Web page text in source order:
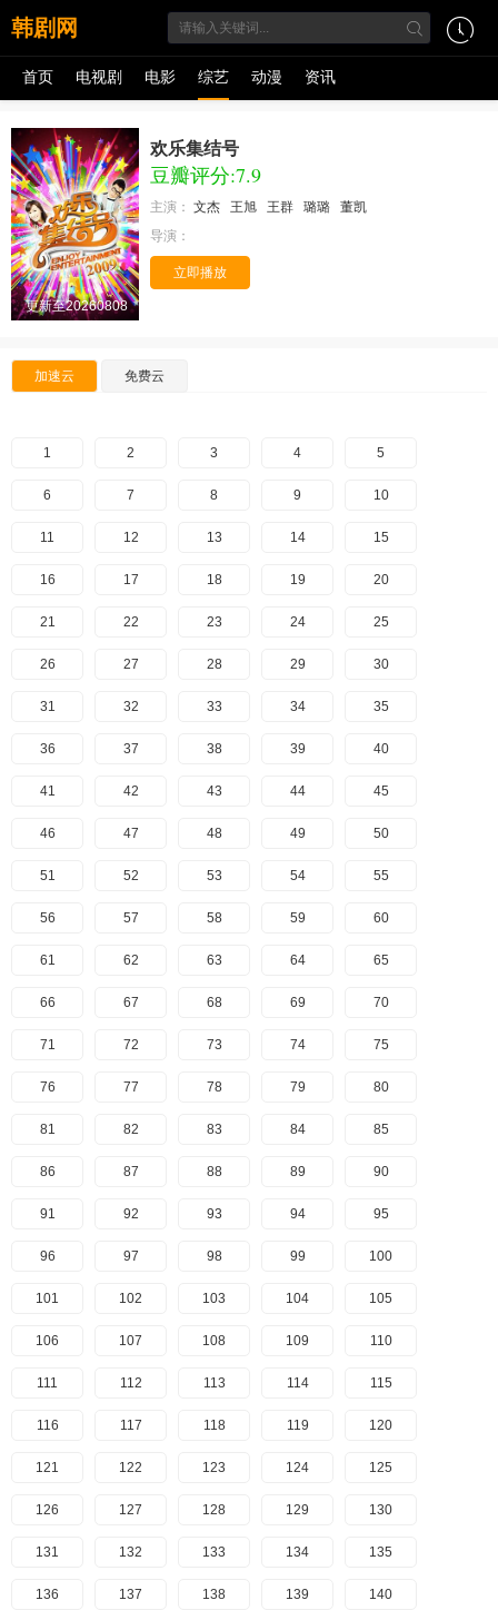
韩剧网
首页 电视剧 电影 综艺 动漫 资讯
更新至20260808
欢乐集结号
豆瓣评分:7.9
主演： 文杰 王旭 王群 璐璐
董凯
导演：
立即播放
加速云 免费云
1 2 3 4 5
6 7 8 9 10
11 12 13 14 15
16 17 18 19 20
21 22 23 24 25
26 27 28 29 30
31 32 33 34 35
36 37 38 39 40
41 42 43 44 45
46 47 48 49 50
51 52 53 54 55
56 57 58 59 60
61 62 63 64 65
66 67 68 69 70
71 72 73 74 75
76 77 78 79 80
81 82 83 84 85
86 87 88 89 90
91 92 93 94 95
96 97 98 99 100
101 102 103 104 105
106 107 108 109 110
111 112 113 114 115
116 117 118 119 120
121 122 123 124 125
126 127 128 129 130
131 132 133 134 135
136 137 138 139 140